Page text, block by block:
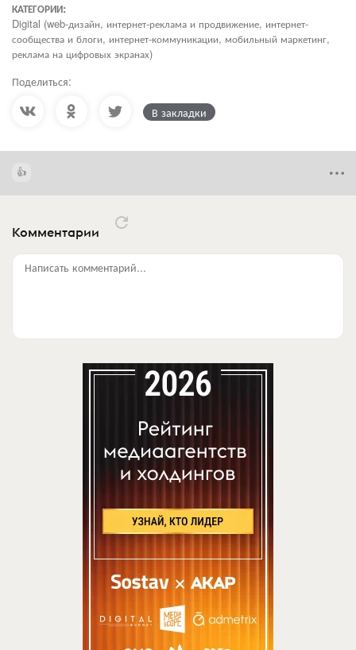
КАТЕГОРИИ:
Digital (web-дизайн, интернет-реклама и продвижение, интернет-
сообщества и блоги, интернет-коммуникации, мобильный маркетинг,
реклама на цифровых экранах)
Поделиться:
В закладки
Комментарии
Написать комментарий...